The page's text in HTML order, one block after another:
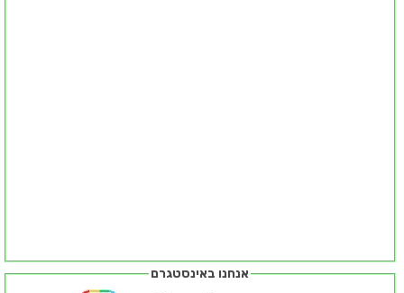
אנחנו באינסטגרם